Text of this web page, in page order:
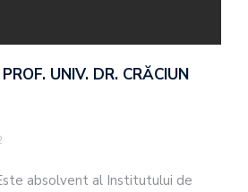
UNIV. DR. CRĂCIUN
absolvent al Institutului de